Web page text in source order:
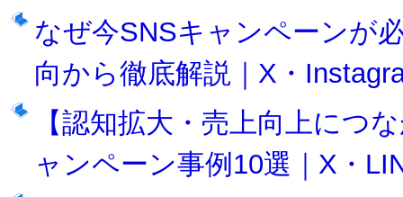
なぜ今SNSキャンペーンが
向から徹底解説｜X・
【認知拡大・売上向上につ
ャンペーン事例10選｜X・